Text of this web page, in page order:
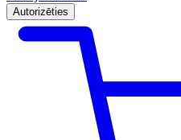
Autorizēties